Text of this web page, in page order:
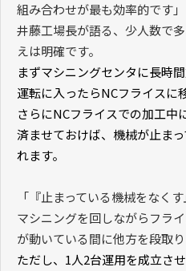
組み合わせが最も効率的です」
井藤工場長が語る、少人数で
えは明確です。
まずマシニングセンタに長時
運転に入ったらNCフライスに
さらにNCフライスでの加工中
済ませておけば、機械が止ま
れます。
「『止まっている機械をなくす
マシニングを回しながらフラ
が動いている間に他方を段取り
ただし、 1人2台運用を成立さ